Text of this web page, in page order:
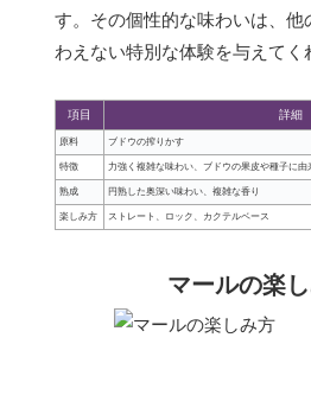
す。その個性的な味わいは、他
わえない特別な体験を与えてく
項目 詳細
原料 ブドウの搾りかす
特徴 力強く複雑な味わい、ブドウの果皮や種子に
熟成 円熟した奥深い味わい、複雑な香り
楽しみ方 ストレート、ロック、カクテルベース
マールの楽